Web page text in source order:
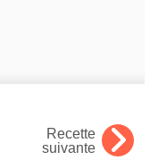
Recette
suivante